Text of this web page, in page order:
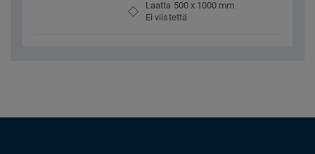
Laatta 500 x 1000 mm
Ei viistettä